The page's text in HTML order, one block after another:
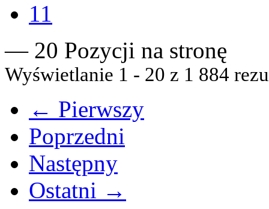
11
— 20 Pozycji na stronę
Wyświetlanie 1 - 20 z 1 884
← Pierwszy
Poprzedni
Następny
Ostatni →